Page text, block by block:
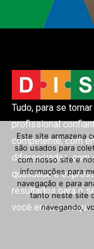
Tudo, para se
profissional
competente, com
diferenciadas, com
qualidade e
resultados para o
você encontra aqui.
Este site armazena
são usados ​​para
com nosso site e
informações para
navegação e para
tanto neste site
navegando,